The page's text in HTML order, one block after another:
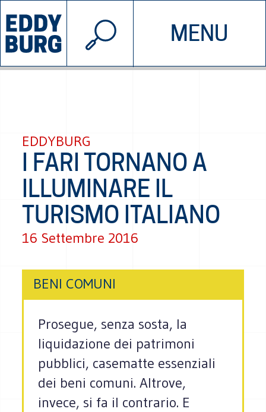
MENU
INIZIATIVE CHI SIAMO
© 2026 EDDYBURG
EDDYBURG
I FARI TORNANO A
ILLUMINARE IL
TURISMO ITALIANO
16 Settembre 2016
BENI COMUNI
Prosegue, senza sosta, la
liquidazione dei patrimoni
pubblici, casematte essenziali
dei beni comuni. Altrove,
invece, si fa il contrario. E